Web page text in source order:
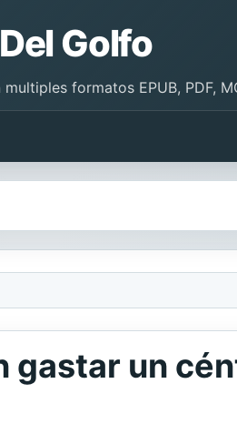
Golfo
formatos EPUB, PDF,
gastar un